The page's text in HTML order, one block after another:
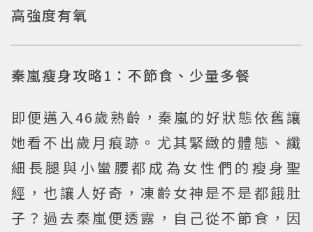
高強度有氧
秦嵐瘦身攻略1：不節食、少量多餐
即便邁入46歲熟齡，秦嵐的好狀態依舊讓
她看不出歲月痕跡。尤其緊緻的體態、纖
細長腿與小蠻腰都成為女性們的瘦身聖
經，也讓人好奇，凍齡女神是不是都餓肚
子？過去秦嵐便透露，自己從不節食，因